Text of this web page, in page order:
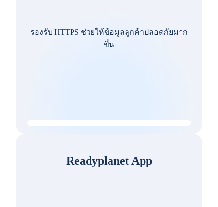
รองรับ HTTPS ช่วยให้ข้อมูลลูกค้าปลอดภัยมาก
ขึ้น
Readyplanet App